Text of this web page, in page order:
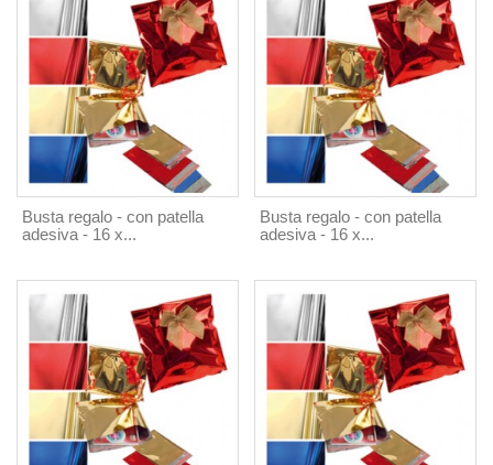
Busta regalo - con patella
adesiva - 16 x...
Busta regalo - con patella
adesiva - 16 x...